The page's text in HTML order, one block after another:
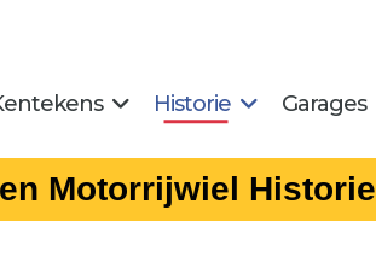
Historie Garages
Motorrijwiel Historie